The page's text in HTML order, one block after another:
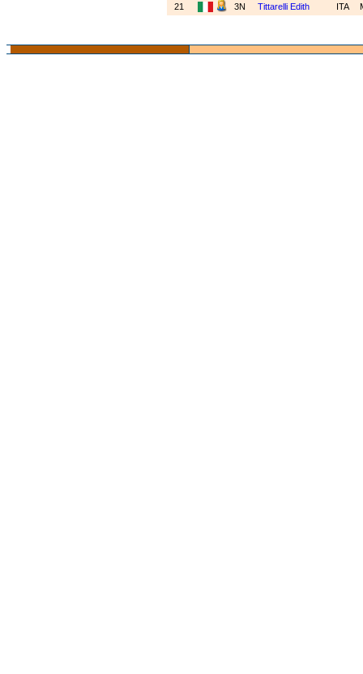
21
3N Tittarelli Edith ITA